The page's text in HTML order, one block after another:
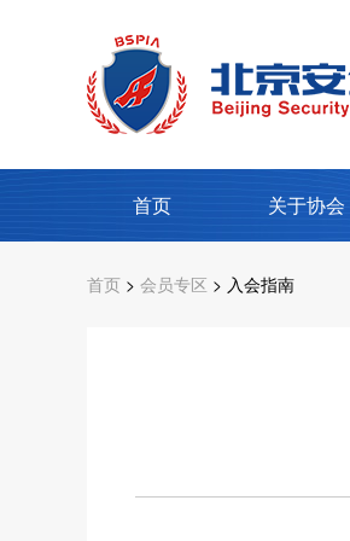
首页 关于协会
首页 > 会员专区 > 入会指南